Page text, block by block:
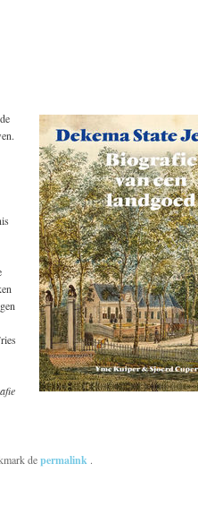
depermalink .